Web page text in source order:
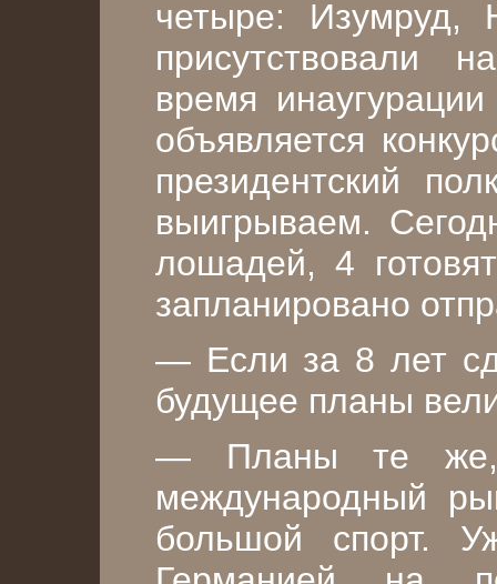
четыре:
присутствовали
время
объявляется
президентский
выигрываем.
лошадей, 4
запланировано
— Если за 8 лет
будущее планы
— Планы те
международный
большой спорт.